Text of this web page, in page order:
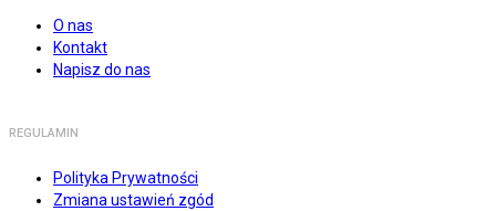
O nas
Kontakt
Napisz do nas
REGULAMIN
Polityka Prywatności
Zmiana ustawień zgód